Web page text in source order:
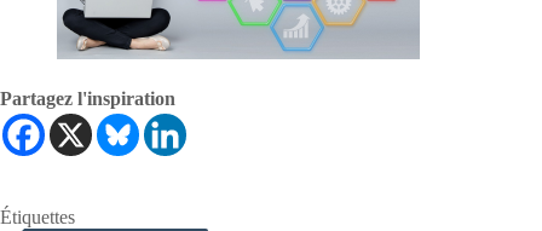
Partagez l'inspiration
Étiquettes